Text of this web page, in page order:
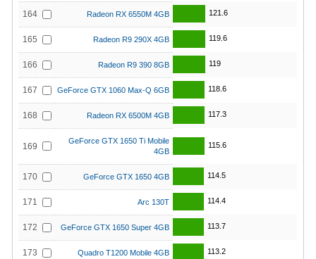
164 Radeon RX 6550M 4GB 121.6
165 Radeon R9 290X 4GB 119.6
166 Radeon R9 390 8GB 119
167 GeForce GTX 1060 Max-Q 6GB 118.6
168 Radeon RX 6500M 4GB 117.3
169
GeForce GTX 1650 Ti Mobile
4GB
115.6
170 GeForce GTX 1650 4GB 114.5
171 Arc 130T 114.4
172 GeForce GTX 1650 Super 4GB 113.7
173 Quadro T1200 Mobile 4GB 113.2